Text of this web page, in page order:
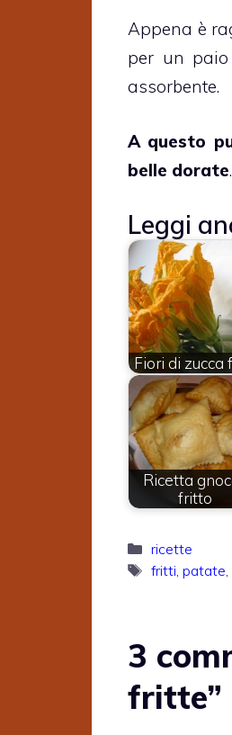
Appena è
per un
assorbente.
A questo
belle dorate
Leggi
Fiori di zucca
Ricetta
fritto
Categorie
ricette
Tag
fritti, patate,
3
fritte”